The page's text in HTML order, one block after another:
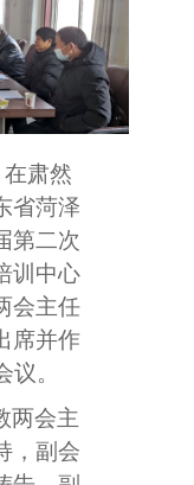
在肃然
省菏泽
第二次
训中心
会主任
席并作
。
两会主
，副会